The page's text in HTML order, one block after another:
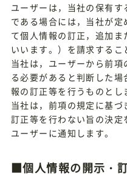
ユーザーは，当社の保有
である場合には，当社が
て個人情報の訂正，追加
いいます。）を請求するこ
当社は，ユーザーから前
る必要があると判断した
報の訂正等を行うものとし
当社は，前項の規定に基
訂正等を行わない旨の決
ユーザーに通知します。
■個人情報の開示・